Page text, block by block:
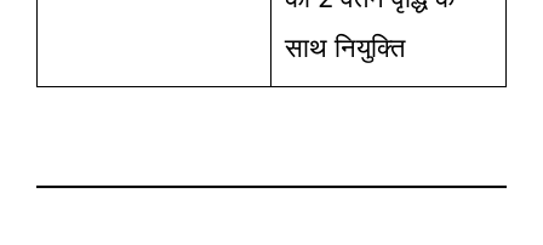
साथ नियुक्ति